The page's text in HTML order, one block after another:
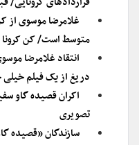
غلامرضا موسوی از
متوسط است/ کن
انتقاد غلامرضا
دریغ از یک فیلم
اکران قصیده گاو
تصویری
سازندگان «قصیده